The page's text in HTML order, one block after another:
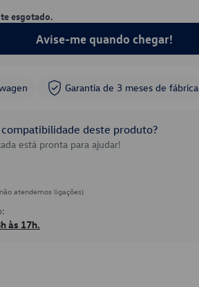
esgotado.
Avise-me quando chegar!
Garantia de 3 meses de fábrica
deste produto?
está pronta para ajudar!
atendemos ligações)
às 17h.